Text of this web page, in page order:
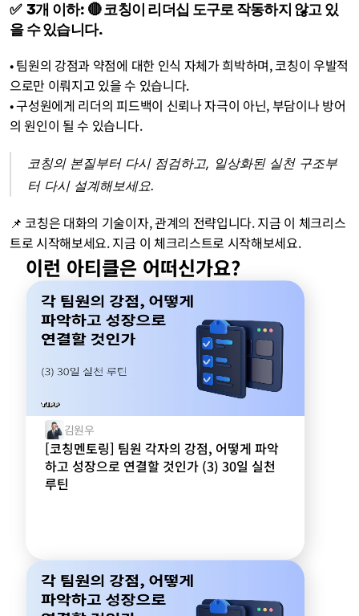
✅  3개 이하: 🔴 코칭이 리더십 도구로 작동하지 않고 있
을 수 있습니다.
• 팀원의 강점과 약점에 대한 인식 자체가 희박하며, 코칭이 우발적
으로만 이뤄지고 있을 수 있습니다.
• 구성원에게 리더의 피드백이 신뢰나 자극이 아닌, 부담이나 방어
의 원인이 될 수 있습니다.
코칭의 본질부터 다시 점검하고, 일상화된 실천 구조부
터 다시 설계해보세요.
📌 코칭은 대화의 기술이자, 관계의 전략입니다. 지금 이 체크리스
트로 시작해보세요. 지금 이 체크리스트로 시작해보세요.
이런 아티클은 어떠신가요?
김원우
[코칭멘토링] 팀원 각자의 강점, 어떻게 파악
하고 성장으로 연결할 것인가 (3) 30일 실천
루틴